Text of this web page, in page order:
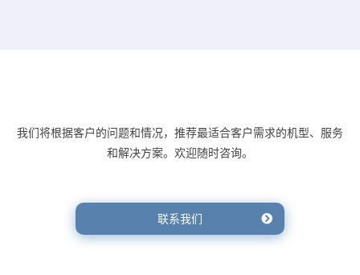
我们将根据客户的问题和情况，推荐最适合客户需求的机型、服务
和解决方案。欢迎随时咨询。
联系我们